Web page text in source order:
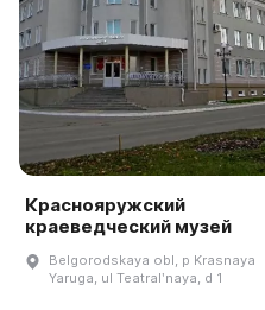
Краснояружский
краеведческий музей
Belgorodskaya obl, p Krasnaya
Yaruga, ul Teatralʹnaya, d 1